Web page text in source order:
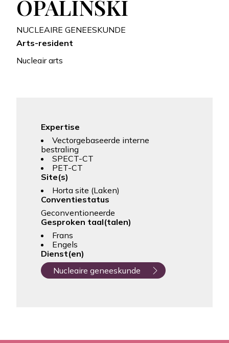
OPALINSKI
NUCLEAIRE GENEESKUNDE
Arts-resident
Nucleair arts
Expertise
Vectorgebaseerde interne
bestraling
SPECT-CT
PET-CT
Site(s)
Horta site (Laken)
Conventiestatus
Geconventioneerde
Gesproken taal(talen)
Frans
Engels
Dienst(en)
Nucleaire geneeskunde